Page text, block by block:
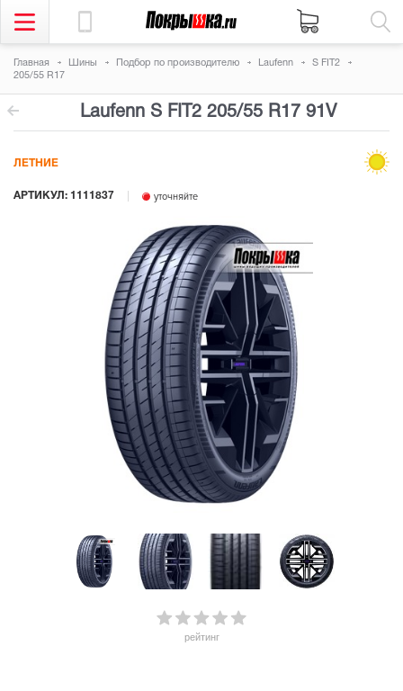
Главная Шины Подбор по производителю Laufenn
S FIT2
205/55 R17
Laufenn S FIT2 205/55 R17 91V
рейтинг
АРТИКУЛ: 1111837 уточняйте
ЛЕТНИЕ